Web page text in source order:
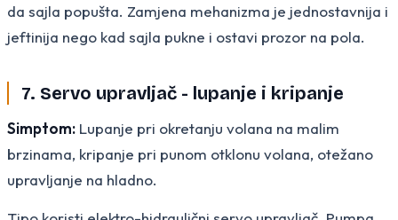
da sajla popušta. Zamjena mehanizma je jednostavnija i
jeftinija nego kad sajla pukne i ostavi prozor na pola.
7. Servo upravljač - lupanje i kripanje
Simptom: Lupanje pri okretanju volana na malim
brzinama, kripanje pri punom otklonu volana, otežano
upravljanje na hladno.